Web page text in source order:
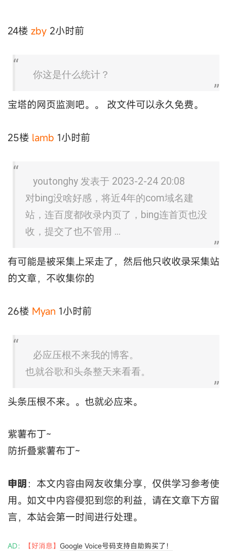
24楼 zby 2小时前
你这是什么统计？
宝塔的网页监测吧。。 改文件可以永久免费。
25楼 lamb 1小时前
youtonghy 发表于 2023-2-24 20:08
对bing没啥好感，将近4年的com域名建
站，连百度都收录内页了，bing连首页也没
收，提交了也不管用 ...
有可能是被采集上采走了，然后他只收收录采集站
的文章，不收集你的
26楼 Myan 1小时前
必应压根不来我的博客。
也就谷歌和头条整天来看看。
头条压根不来。。也就必应来。
紫薯布丁~
防折叠紫薯布丁~
申明：本文内容由网友收集分享，仅供学习参考使
用。如文中内容侵犯到您的利益，请在文章下方留
言，本站会第一时间进行处理。
AD： 【好消息】 Google Voice号码支持自助购买了！